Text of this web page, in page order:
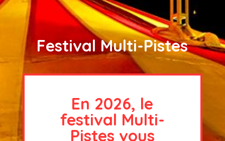
Festival Multi-Pistes
En 2026, le
festival Multi-
Pistes vous